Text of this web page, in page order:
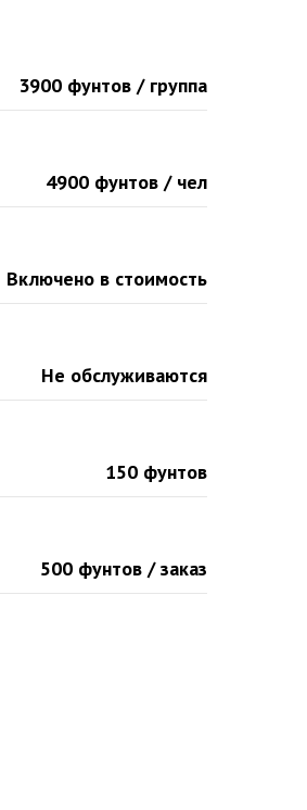
3900 фунтов / группа
4900 фунтов / чел
Включено в стоимость
Не обслуживаются
150 фунтов
500 фунтов / заказ